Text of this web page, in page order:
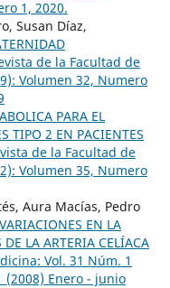
1, 2020.
Susan Díaz,
de la Facultad de
Volumen 32, Numero
PARA EL
TIPO 2 EN PACIENTES
de la Facultad de
Volumen 35, Numero
Aura Macías, Pedro
VARIACIONES EN LA
LA ARTERIA CELÍACA
Vol. 31 Núm. 1
(2008) Enero - junio